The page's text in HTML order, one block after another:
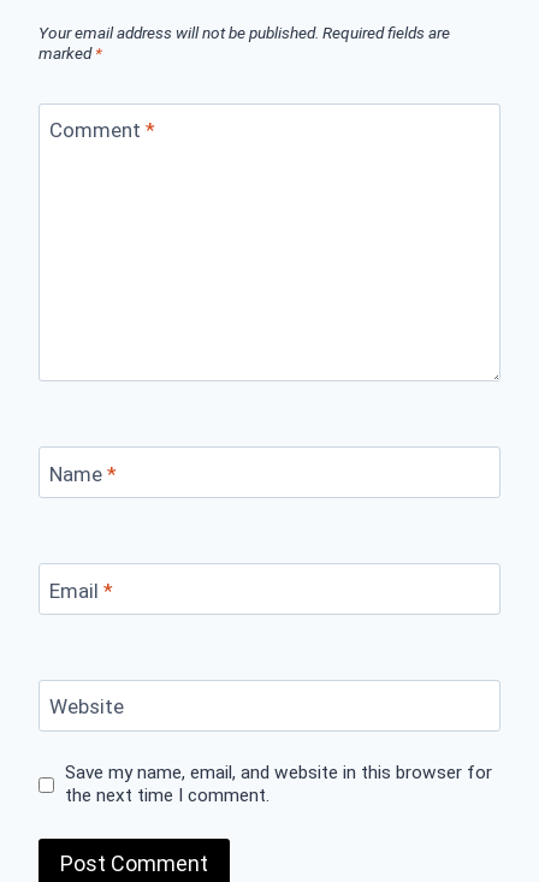
Your email address will not be published. Required fields are
marked*
Comment *
Name *
Email *
Website
Save my name, email, and website in this browser for
the next time I comment.